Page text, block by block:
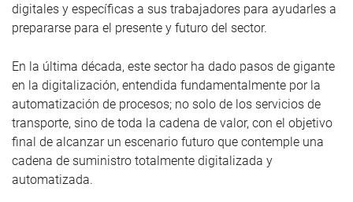
digitales y específicas a sus trabajadores para ayudarles a
prepararse para el presente y futuro del sector.
En la última década, este sector ha dado pasos de gigante
en la digitalización, entendida fundamentalmente por la
automatización de procesos; no solo de los servicios de
transporte, sino de toda la cadena de valor, con el objetivo
final de alcanzar un escenario futuro que contemple una
cadena de suministro totalmente digitalizada y
automatizada.